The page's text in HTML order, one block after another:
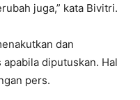
juga,” kata Bivitri.
dan
diputuskan. Hal
pers.